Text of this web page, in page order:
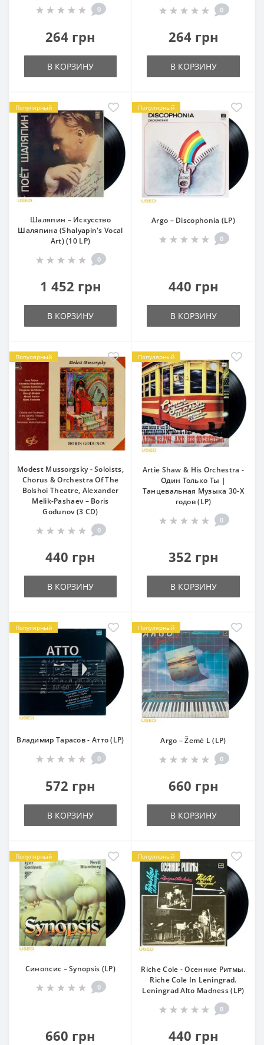
0
264 грн
В КОРЗИНУ
0
264 грн
В КОРЗИНУ
Популярный
Шаляпин – Искусство
Шаляпина (Shalyapin's Vocal
Art) (10 LP)
0
1 452 грн
В КОРЗИНУ
Популярный
Argo – Discophonia (LP)
0
440 грн
В КОРЗИНУ
Популярный
Modest Mussorgsky - Soloists,
Chorus & Orchestra Of The
Bolshoi Theatre, Alexander
Melik-Pashaev – Boris
Godunov (3 CD)
0
440 грн
В КОРЗИНУ
Популярный
Artie Shaw & His Orchestra -
Один Только Ты |
Танцевальная Музыка 30-Х
годов (LP)
0
352 грн
В КОРЗИНУ
Популярный
Владимир Тарасов - Атто (LP)
0
572 грн
В КОРЗИНУ
Популярный
Argo – Žemė L (LP)
0
660 грн
В КОРЗИНУ
Популярный
Синопсис – Synopsis (LP)
0
660 грн
Популярный
Riche Cole - Осенние Ритмы.
Riche Cole In Leningrad.
Leningrad Alto Madness (LP)
0
440 грн